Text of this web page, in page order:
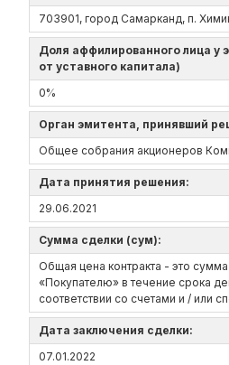
703901, город Самарканд, п.
Доля аффилированного лица у
от уставного капитала)
0%
Орган эмитента, принявший
Общее собрания акционеров
Дата принятия решения:
29.06.2021
Сумма сделки (сум):
Общая цена контракта - это
«Покупателю» в течение срока
соответствии со счетами и / или
Дата заключения сделки:
07.01.2022